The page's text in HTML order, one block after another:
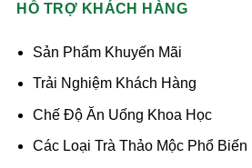
HỖ TRỢ KHÁCH HÀNG
Sản Phẩm Khuyến Mãi
Trải Nghiệm Khách Hàng
Chế Độ Ăn Uống Khoa Học
Các Loại Trà Thảo Mộc Phổ Biến